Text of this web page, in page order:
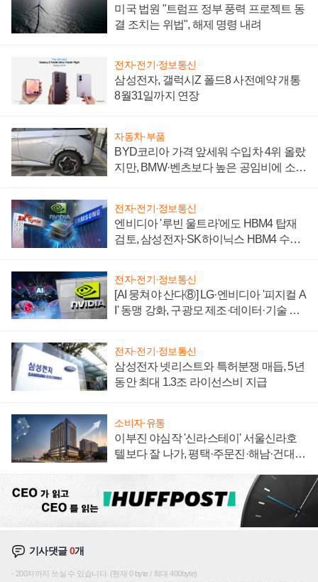
미국 법원 "트럼프 정부 풍력 프로젝트 동
결 조치는 위법", 해제 명령 내려
전자·전기·정보통신
삼성전자, 갤럭시Z 폴드8 사전예약 개통
8월31일까지 연장
자동차·부품
BYD코리아 가격 앞세워 수입차 4위 올랐
지만, BMW·벤츠보다 높은 공임비에 소비
전자·전기·정보통신
엔비디아 '루빈 울트라'에도 HBM4 탑재
검토, 삼성전자·SK하이닉스 HBM4 수율
전자·전기·정보통신
[AI 뭉쳐야 산다⑧] LG·엔비디아 '피지컬 A
I' 동맹 강화, 구광모 제조·데이터·기술 결
전자·전기·정보통신
삼성전자 넷리스트와 특허분쟁 매듭, 5년
동안 최대 1.3조 라이선스비 지급
소비자·유통
이부진 야심작 '신라스테이' 서울신라호
텔보다 잘 나가, 평택·주문진·해남·건대로
기사댓글0개
200자까지 쓰실 수 있습니다. (현재 0 byte / 최대 400byte)